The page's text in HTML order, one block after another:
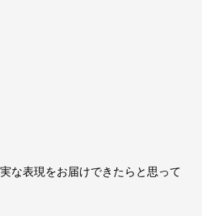
な表現をお届けできたらと思って